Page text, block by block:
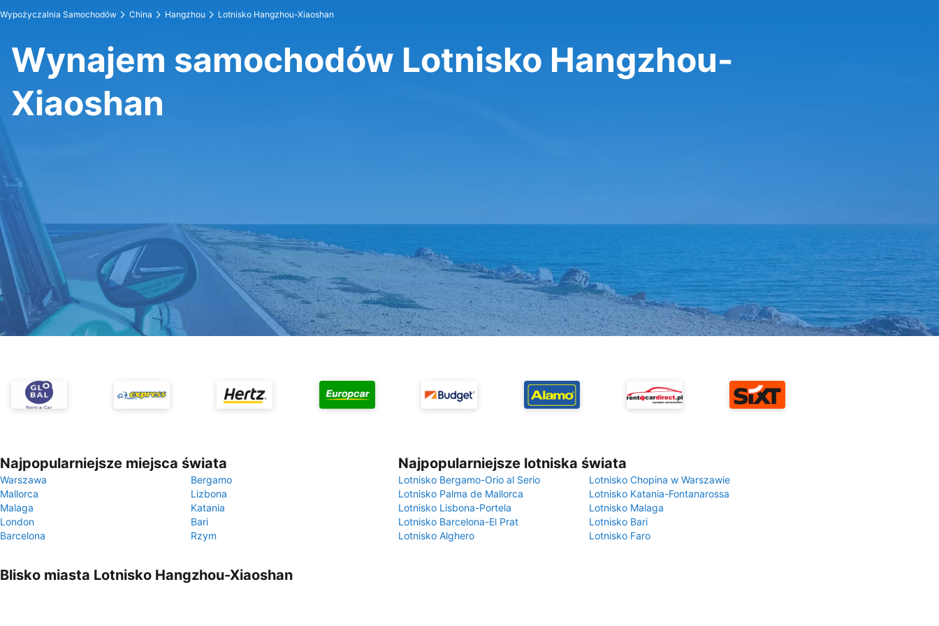
Wypożyczalnia Samochodów China Hangzhou Lotnisko Hangzhou-Xiaoshan
Wynajem samochodów Lotnisko Hangzhou-
Xiaoshan
Najpopularniejsze miejsca świata
Warszawa
Bergamo
Mallorca
Lizbona
Malaga
Katania
London
Bari
Barcelona
Rzym
Najpopularniejsze lotniska świata
Lotnisko Bergamo-Orio al Serio
Lotnisko Chopina w Warszawie
Lotnisko Palma de Mallorca
Lotnisko Katania-Fontanarossa
Lotnisko Lisbona-Portela
Lotnisko Malaga
Lotnisko Barcelona-El Prat
Lotnisko Bari
Lotnisko Alghero
Lotnisko Faro
Blisko miasta Lotnisko Hangzhou-Xiaoshan